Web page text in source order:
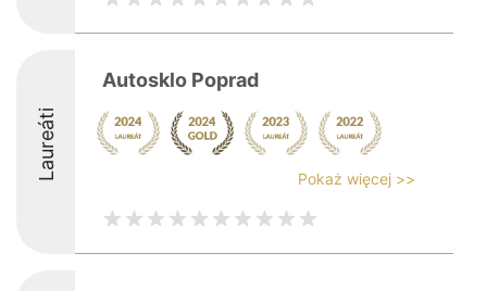
Laureáti
Autosklo Poprad
Pokaż więcej >>